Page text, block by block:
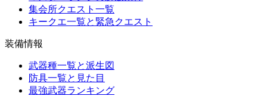
集会所クエスト一覧
キークエ一覧と緊急クエスト
装備情報
武器種一覧と派生図
防具一覧と見た目
最強武器ランキング